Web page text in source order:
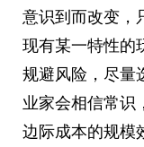
意识到而改变，
现有某一特性的
规避风险，尽量
业家会相信常识
边际成本的规模